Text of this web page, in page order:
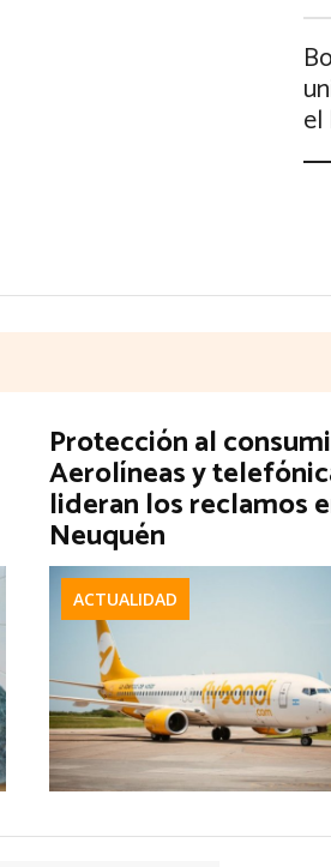
Protección al
Aerolíneas y
lideran los reclamos
Neuquén
ACTUALIDAD